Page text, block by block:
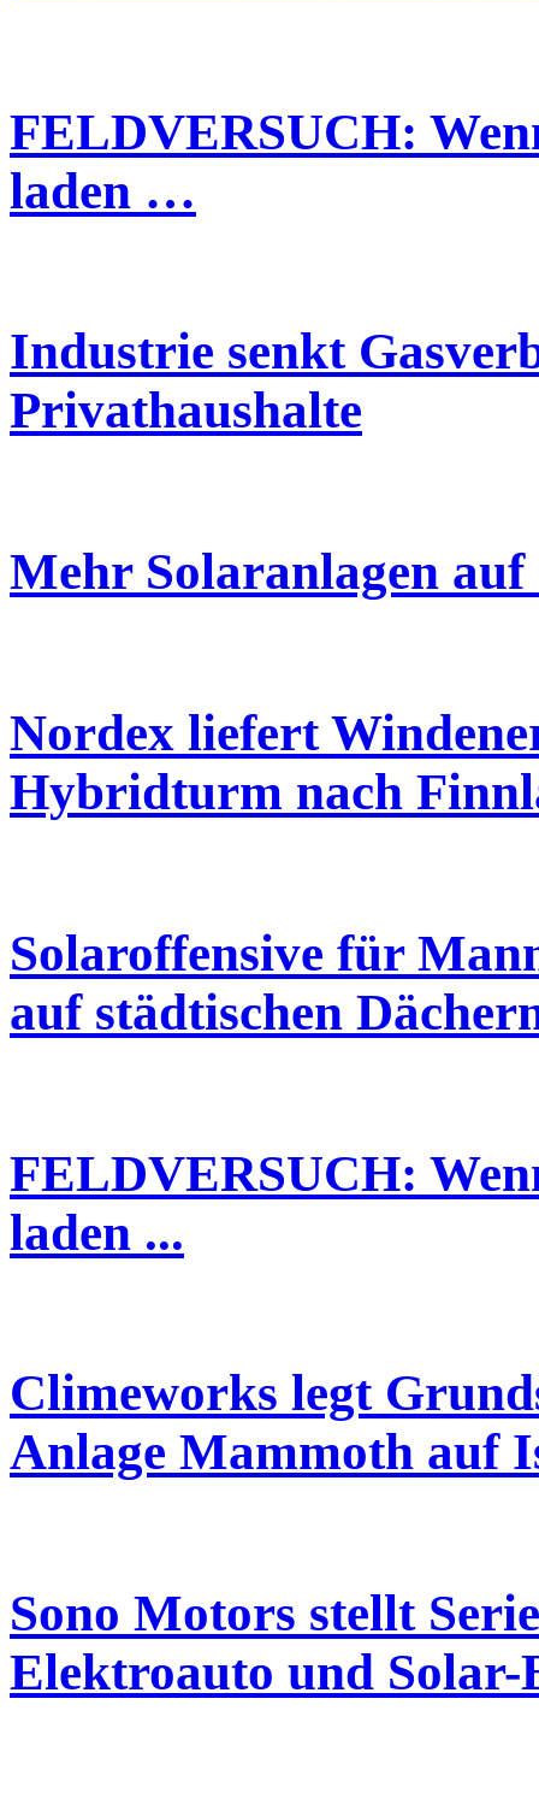
FELDVERSUCH:
laden …
Industrie senkt
Privathaushalte
Mehr Solaranlagen auf
Nordex liefert
Hybridturm nach
Solaroffensive für
auf städtischen
FELDVERSUCH:
laden ...
Climeworks legt
Anlage Mammoth auf
Sono Motors stellt
Elektroauto und